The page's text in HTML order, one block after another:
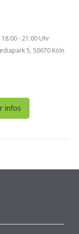
- 21:00 Uhr
5, 50670 Köln
Infos